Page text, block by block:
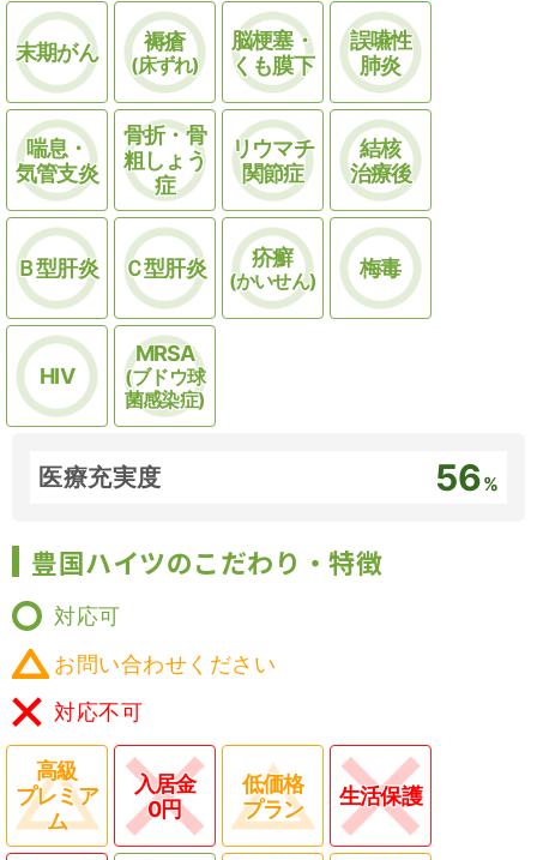
末期がん 褥瘡
(床ずれ)
脳梗塞・
くも膜下
誤嚥性
肺炎
喘息・
気管支炎
骨折・骨
粗しょう
症
リウマチ
関節症
結核
治療後
Ｂ型肝炎 Ｃ型肝炎 疥癬
(かいせん) 梅毒
HIV
MRSA
(ブドウ球
菌感染症)
医療充実度 56%
豊国ハイツのこだわり・特徴
対応可
お問い合わせください
対応不可
高級
プレミア
ム
入居金
0円
低価格
プラン
生活保護